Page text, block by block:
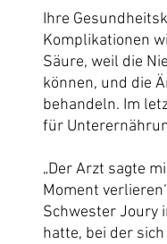
Ihre
Komplikationen
Säure, weil die
können, und die
behandeln. Im
für
„Der Arzt sagte
Moment
Schwester Joury
hatte, bei der